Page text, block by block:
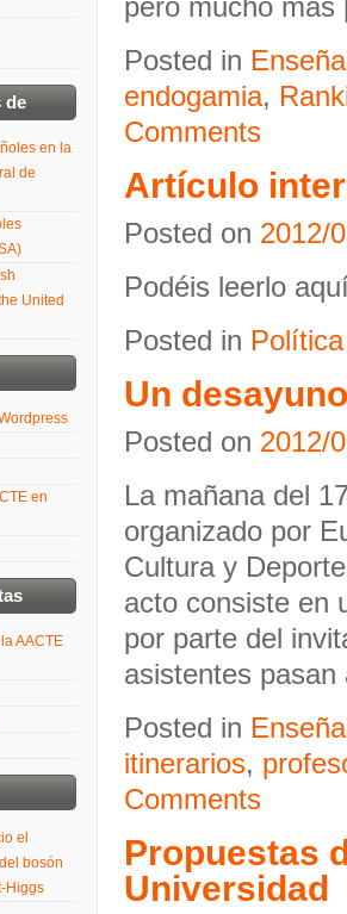
pero mucho
Posted in
endogamia,
Comments
Artículo
Posted on 2012/
Podéis leerlo
Posted in
Un
Posted on 2012/
La mañana del
organizado por
Cultura y
acto consiste en
por parte del
asistentes
Posted in
itinerarios,
Comments
Propuestas
Universidad
de
en la
de
United
en
AACTE
el
bosón
Higgs